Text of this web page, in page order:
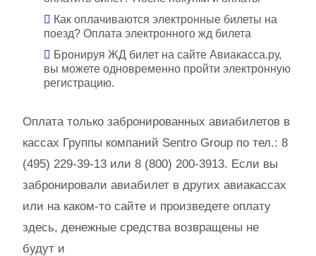
Как оплачиваются электронные билеты на
поезд? Оплата электронного жд билета
Бронируя ЖД билет на сайте Авиакасса.ру,
вы можете одновременно пройти электронную
регистрацию.
Оплата только забронированных авиабилетов в
кассах Группы компаний Sentro Group по тел.: 8
(495) 229-39-13 или 8 (800) 200-3913. Если вы
забронировали авиабилет в других авиакассах
или на каком-то сайте и произведете оплату
здесь, денежные средства возвращены не
будут и